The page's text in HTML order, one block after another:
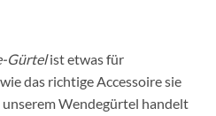
Gürtelist etwas für
das richtige Accessoire sie
unserem Wendegürtel handelt